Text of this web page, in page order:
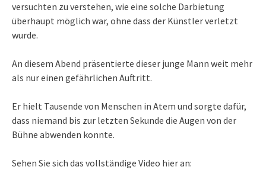
versuchten zu verstehen, wie eine solche Darbietung
überhaupt möglich war, ohne dass der Künstler verletzt
wurde.
An diesem Abend präsentierte dieser junge Mann weit mehr
als nur einen gefährlichen Auftritt.
Er hielt Tausende von Menschen in Atem und sorgte dafür,
dass niemand bis zur letzten Sekunde die Augen von der
Bühne abwenden konnte.
Sehen Sie sich das vollständige Video hier an: